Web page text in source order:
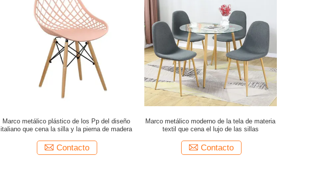
Marco metálico plástico de los Pp del diseño
italiano que cena la silla y la pierna de madera
Contacto
Marco metálico moderno de la tela de materia
textil que cena el lujo de las sillas
Contacto